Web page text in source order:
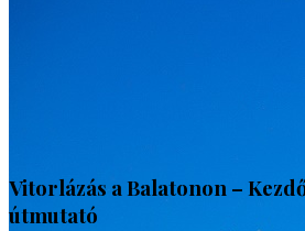
Vitorlázás a Balatonon –
útmutató